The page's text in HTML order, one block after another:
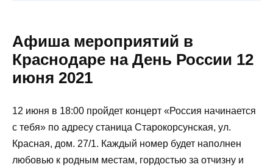
Афиша мероприятий в
Краснодаре на День России 12
июня 2021
12 июня в 18:00 пройдет концерт «Россия начинается
с тебя» по адресу станица Старокорсунская, ул.
Красная, дом. 27/1. Каждый номер будет наполнен
любовью к родным местам, гордостью за отчизну и